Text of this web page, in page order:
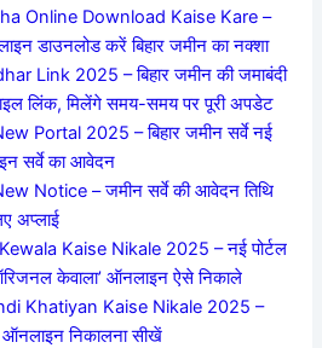
Online Download Kaise Kare –
डाउनलोड करें बिहार जमीन का नक्शा
Link 2025 – बिहार जमीन की जमाबंदी
लिंक, मिलेंगे समय-समय पर पूरी अपडेट
Portal 2025 – बिहार जमीन सर्वे नई
सर्वे का आवेदन
Notice – जमीन सर्वे की आवेदन तिथि
अप्लाई
Kaise Nikale 2025 – नई पोर्टल
केवाला’ ऑनलाइन ऐसे निकाले
Khatiyan Kaise Nikale 2025 –
निकालना सीखें